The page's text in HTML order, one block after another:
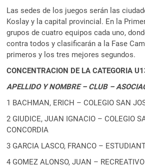
Las sedes de los juegos serán las
Koslay y la capital provincial. En la
grupos de cuatro equipos cada uno,
contra todos y clasificarán a la Fase
primeros y los tres mejores segundos.
CONCENTRACION DE LA CATEGORIA
APELLIDO Y NOMBRE – CLUB –
1 BACHMAN, ERICH – COLEGIO SAN
2 GIUDICE, JUAN IGNACIO – COLEGIO
CONCORDIA
3 GARCIA LASCO, FRANCO –
4 GOMEZ ALONSO, JUAN –